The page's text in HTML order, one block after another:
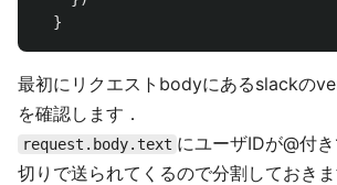
}
最初にリクエストbodyにあるslackの
を確認します．
request.body.text にユーザIDが@付
切りで送られてくるので分割しておきま